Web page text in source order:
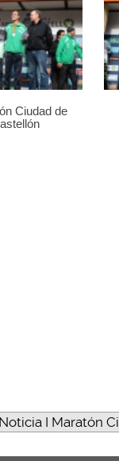
Ciudad de
I Maratón